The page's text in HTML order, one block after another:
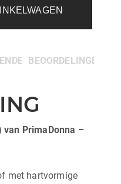
INFORMATIE
BEOORDELINGEN (0)
van PrimaDonna –
met hartvormige